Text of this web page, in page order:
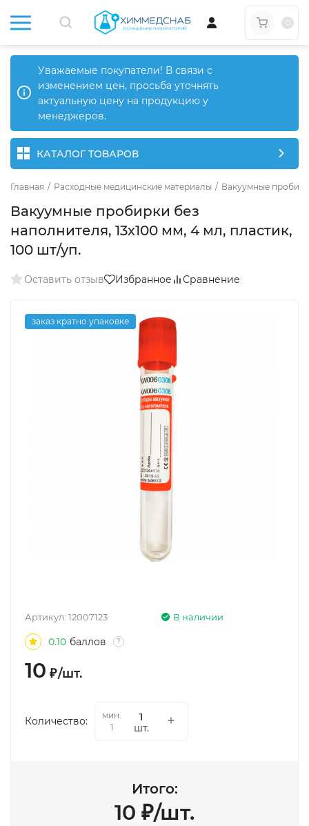
Уважаемые покупатели! В связи с
изменением цен, просьба уточнять
актуальную цену на продукцию у
менеджеров.
КАТАЛОГ ТОВАРОВ
Главная / Расходные медицинские материалы / Вакуумные
Вакуумные пробирки без
наполнителя, 13х100 мм, 4 мл, пластик,
100 шт/уп.
Оставить отзыв Избранное Сравнение
заказ кратно упаковке
В наличии
Артикул: 12007123
0.10 баллов ?
10 ₽/шт.
Количество:
мин.
1
шт.
Итого:
10 ₽/шт.